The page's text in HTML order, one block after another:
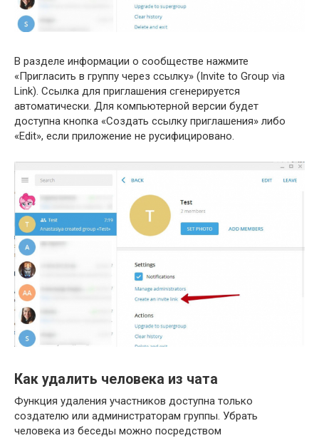
В разделе информации о сообществе нажмите
«Пригласить в группу через ссылку» (Invite to Group via
Link). Ссылка для приглашения сгенерируется
автоматически. Для компьютерной версии будет
доступна кнопка «Создать ссылку приглашения» либо
«Edit», если приложение не русифицировано.
Как удалить человека из чата
Функция удаления участников доступна только
создателю или администраторам группы. Убрать
человека из беседы можно посредством